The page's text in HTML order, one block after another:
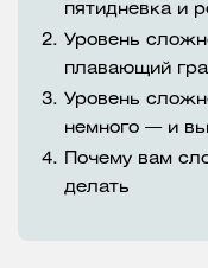
пятидневка и
2. Уровень
плавающий
3. Уровень
немного — и
4.
Почему вам
делать